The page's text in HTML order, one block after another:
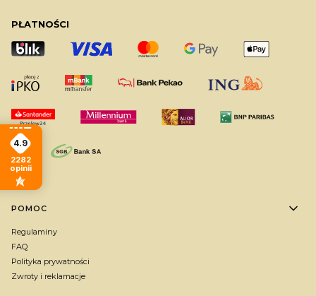
PŁATNOŚCI
Linki w stopce
POMOC
Regulaminy
FAQ
Polityka prywatności
Zwroty i reklamacje
4.9
2282
opinii